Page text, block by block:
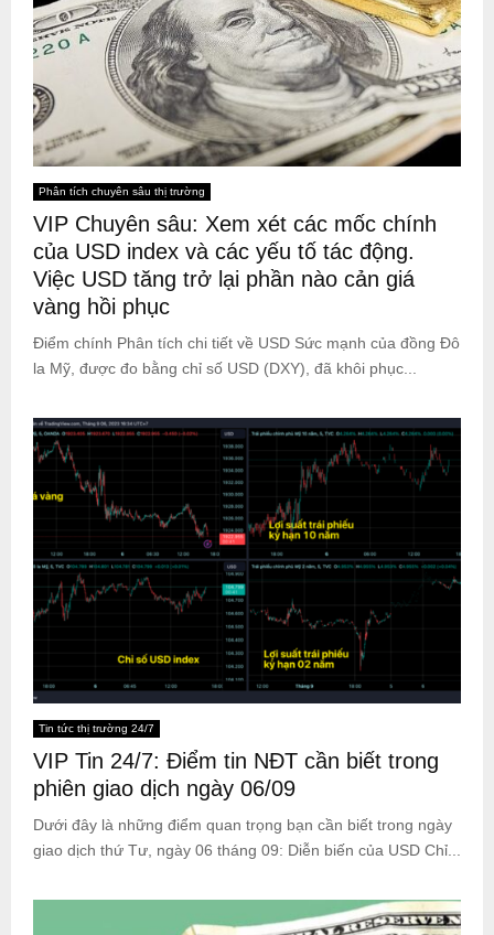
Phân tích chuyên sâu thị trường
VIP Chuyên sâu: Xem xét các mốc chính
của USD index và các yếu tố tác động.
Việc USD tăng trở lại phần nào cản giá
vàng hồi phục
Điểm chính Phân tích chi tiết về USD Sức mạnh của đồng Đô
la Mỹ, được đo bằng chỉ số USD (DXY), đã khôi phục...
Tin tức thị trường 24/7
VIP Tin 24/7: Điểm tin NĐT cần biết trong
phiên giao dịch ngày 06/09
Dưới đây là những điểm quan trọng bạn cần biết trong ngày
giao dịch thứ Tư, ngày 06 tháng 09: Diễn biến của USD Chỉ...